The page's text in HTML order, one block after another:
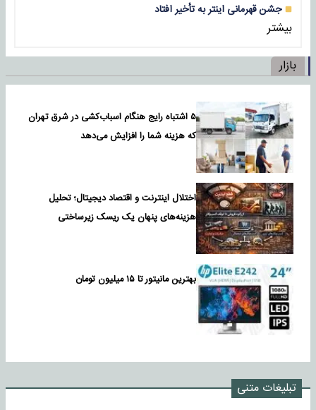
جشن قهرمانی اینتر به تأخیر افتاد
بیشتر
بازار
۵ اشتباه رایج هنگام اسباب‌کشی در شرق تهران
که هزینه شما را افزایش می‌دهد
اختلال اینترنت و اقتصاد دیجیتال؛ تحلیل
هزینه‌های پنهان یک ریسک زیرساختی
بهترین مانیتور تا ۱۵ میلیون تومان
تبلیغات متنی